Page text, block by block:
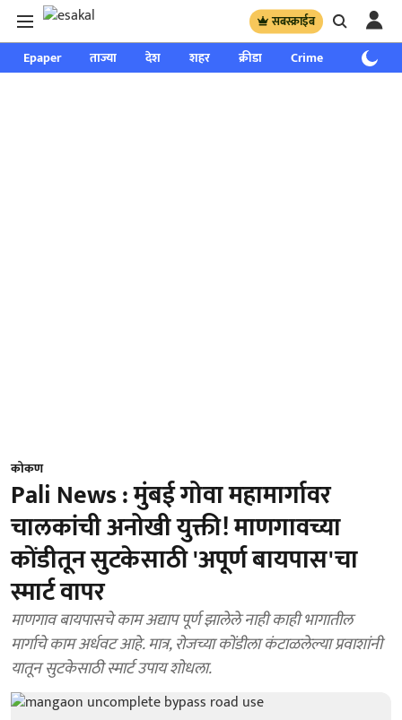
सबस्क्राईब
Epaper ताज्या देश शहर क्रीडा Crime साप्ताहिक
कोकण
Pali News : मुंबई गोवा महामार्गावर
चालकांची अनोखी युक्ती! माणगावच्या
कोंडीतून सुटकेसाठी 'अपूर्ण बायपास'चा
स्मार्ट वापर
माणगाव बायपासचे काम अद्याप पूर्ण झालेले नाही काही भागातील
मार्गाचे काम अर्धवट आहे. मात्र, रोजच्या कोंडीला कंटाळलेल्या प्रवाशांनी
यातून सुटकेसाठी स्मार्ट उपाय शोधला.